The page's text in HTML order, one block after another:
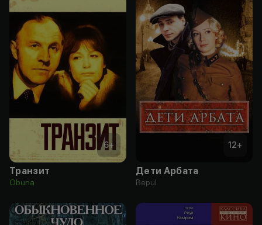
6+
Транзит
Obuna
12+
Дети Арбата
Bepul